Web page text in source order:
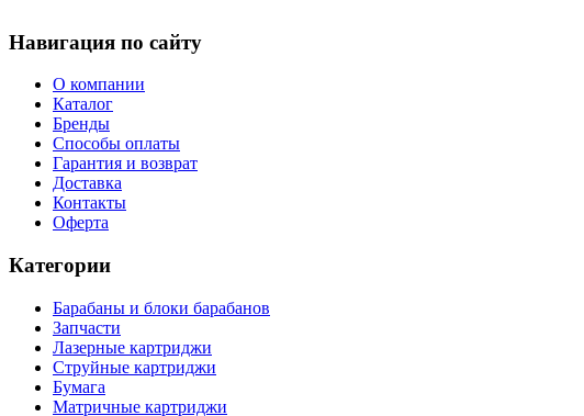
Навигация по сайту
О компании
Каталог
Бренды
Способы оплаты
Гарантия и возврат
Доставка
Контакты
Оферта
Категории
Барабаны и блоки барабанов
Запчасти
Лазерные картриджи
Струйные картриджи
Бумага
Матричные картриджи